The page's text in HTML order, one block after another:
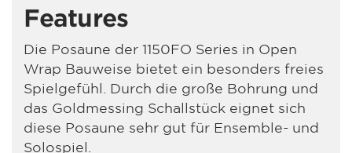
Features
Die Posaune der 1150FO Series in Open
Wrap Bauweise bietet ein besonders freies
Spielgefühl. Durch die große Bohrung und
das Goldmessing Schallstück eignet sich
diese Posaune sehr gut für Ensemble- und
Solospiel.